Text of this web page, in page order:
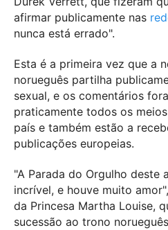
afirmar publicamente nas
nunca está errado".
Esta é a primeira vez que a
norueguês partilha
sexual, e os comentários
praticamente todos os
país e também estão a
publicações europeias.
"A Parada do Orgulho deste
incrível, e houve muito
da Princesa Martha Louise,
sucessão ao trono